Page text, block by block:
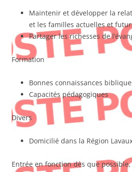
Maintenir et développer la
et les familles actuelles et
Partager les richesses de
Formation
Bonnes connaissances
Capacités pédagogiques
Divers
Domicilié dans la Région
Entrée en fonction dès que